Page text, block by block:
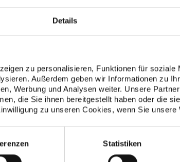
Details
zu personalisieren, Funktionen für soziale
Außerdem geben wir Informationen zu
Werbung und Analysen weiter. Unsere
die Sie ihnen bereitgestellt haben oder die
zu unseren Cookies, wenn Sie unsere
Statistiken
ermöglicht die Simulation der
den Vergleich zwischen der
Funktionsumfang:
Übertragung der
Bluetooth an VITA
Aufnehmen eines
Verwendung eines
Kombination der
Anzeige der
VITA classical A1 - D4,
Detaillierte Informationen zu